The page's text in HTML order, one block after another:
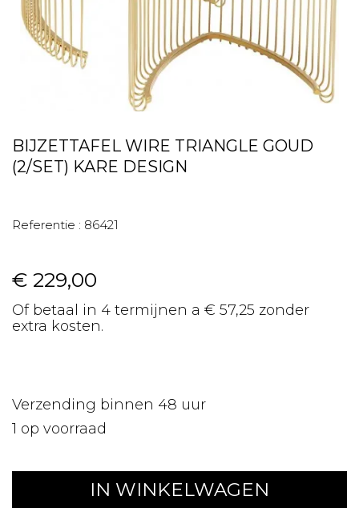
BIJZETTAFEL WIRE TRIANGLE GOUD
(2/SET) KARE DESIGN
Referentie : 86421
€ 229,00
Of betaal in 4 termijnen a € 57,25 zonder
extra kosten.
Verzending binnen 48 uur
1 op voorraad
IN WINKELWAGEN